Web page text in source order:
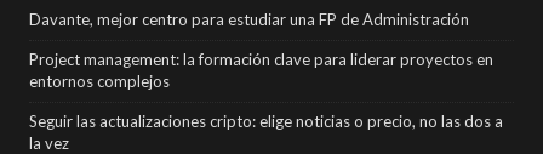
Davante, mejor centro para estudiar una FP de Administración
Project management: la formación clave para liderar proyectos en
entornos complejos
Seguir las actualizaciones cripto: elige noticias o precio, no las dos a
la vez